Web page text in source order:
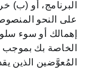
البرنامج، أو (ب)
على النحو
إهمالك أو سوء
المُعوَّضين الذين